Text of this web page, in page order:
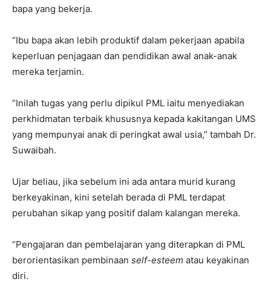
bapa yang bekerja.
“Ibu bapa akan lebih produktif dalam pekerjaan apabila
keperluan penjagaan dan pendidikan awal anak-anak
mereka terjamin.
“Inilah tugas yang perlu dipikul PML iaitu menyediakan
perkhidmatan terbaik khususnya kepada kakitangan UMS
yang mempunyai anak di peringkat awal usia,” tambah Dr.
Suwaibah.
Ujar beliau, jika sebelum ini ada antara murid kurang
berkeyakinan, kini setelah berada di PML terdapat
perubahan sikap yang positif dalam kalangan mereka.
“Pengajaran dan pembelajaran yang diterapkan di PML
berorientasikan pembinaan self-esteem atau keyakinan
diri.